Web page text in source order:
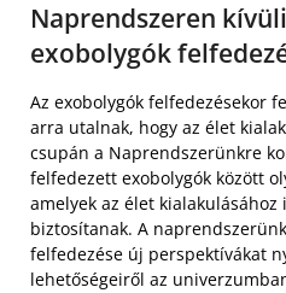
Naprendszeren
exobolygók
Az exobolygók felfedezésekor
arra utalnak, hogy az élet
csupán a Naprendszerünkre
felfedezett exobolygók között
amelyek az élet
biztosítanak. A
felfedezése új perspektívákat
lehetőségeiről az